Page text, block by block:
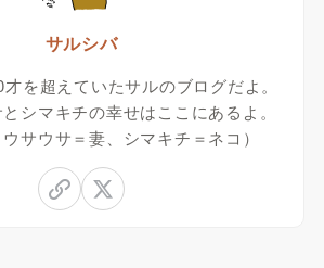
サルシバ
を超えていたサルのブログだよ。
シマキチの幸せはここにあるよ。
ウサウサ＝妻、シマキチ＝ネコ）